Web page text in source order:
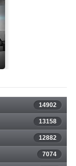
14902
13158
12882
7074